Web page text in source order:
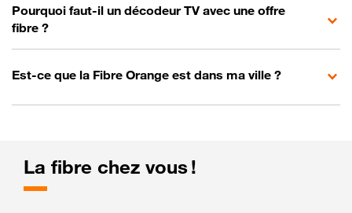
Pourquoi faut-il un décodeur TV avec une offre
fibre ?
Est-ce que la Fibre Orange est dans ma ville ?
La fibre chez vous !